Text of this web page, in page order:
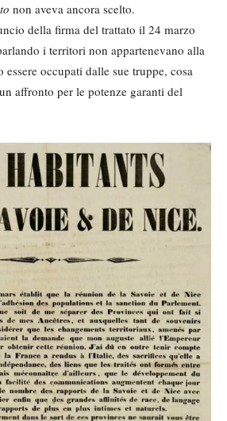
non aveva ancora scelto.
della firma del trattato il 24 marzo
i territori non appartenevano alla
essere occupati dalle sue truppe, cosa
affronto per le potenze garanti del